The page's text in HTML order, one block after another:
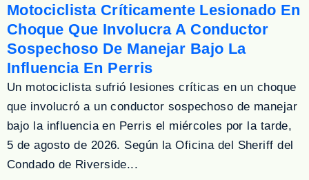
Motociclista Críticamente Lesionado En
Choque Que Involucra A Conductor
Sospechoso De Manejar Bajo La
Influencia En Perris
Un motociclista sufrió lesiones críticas en un choque
que involucró a un conductor sospechoso de manejar
bajo la influencia en Perris el miércoles por la tarde,
5 de agosto de 2026. Según la Oficina del Sheriff del
Condado de Riverside...